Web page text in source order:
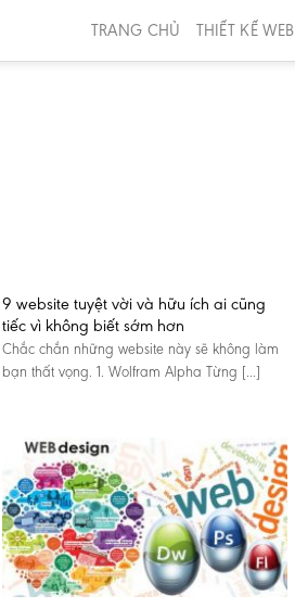
TRANG CHỦ THIẾT KẾ WEB
9 website tuyệt vời và hữu ích ai cũng
tiếc vì không biết sớm hơn
Chắc chắn những website này sẽ không làm
bạn thất vọng. 1. Wolfram Alpha Từng [...]